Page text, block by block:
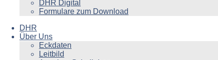
DHR Digital
Formulare zum Download
DHR
Über Uns
Eckdaten
Leitbild